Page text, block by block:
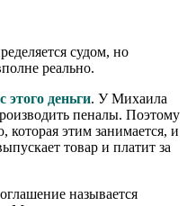
судом, но
реально.
этого деньги. У Михаила
пеналы. Поэтому
этим занимается, и
товар и платит за
называется